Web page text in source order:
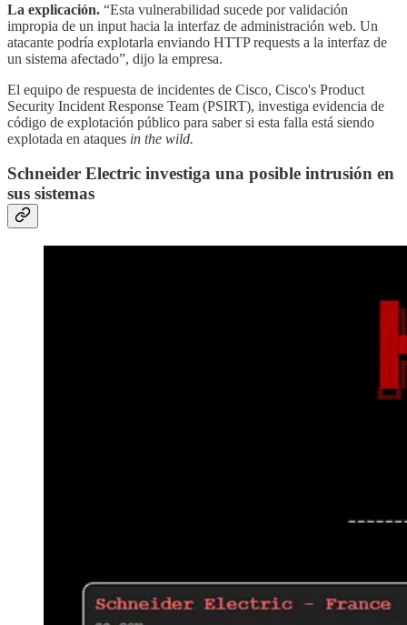
La explicación. “Esta vulnerabilidad sucede por validación
impropia de un input hacia la interfaz de administración web. Un
atacante podría explotarla enviando HTTP requests a la interfaz de
un sistema afectado”, dijo la empresa.
El equipo de respuesta de incidentes de Cisco, Cisco's Product
Security Incident Response Team (PSIRT), investiga evidencia de
código de explotación público para saber si esta falla está siendo
explotada en ataques in the wild.
Schneider Electric investiga una posible intrusión en
sus sistemas